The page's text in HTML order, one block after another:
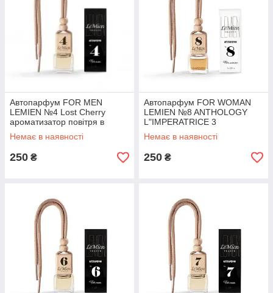
Автопарфум FOR MEN
LEMIEN №4 Lost Cherry
ароматизатор повітря в
автомобіль
Немає в наявності
250 ₴
Автопарфум FOR WOMAN
LEMIEN №8 ANTHOLOGY
L"IMPERATRICE 3
ароматизатор повітря в
автомобіль
Немає в наявності
250 ₴